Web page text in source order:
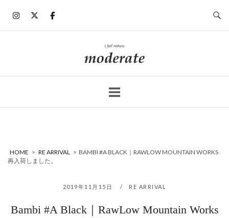
ホ
ー
HOME > RE ARRIVAL > BAMBI #A BLACK｜RAWLOW MOUNTAIN WORKS
再入荷しました。
2019年11月15日 RE ARRIVAL
Bambi #A Black｜RawLow Mountain Works